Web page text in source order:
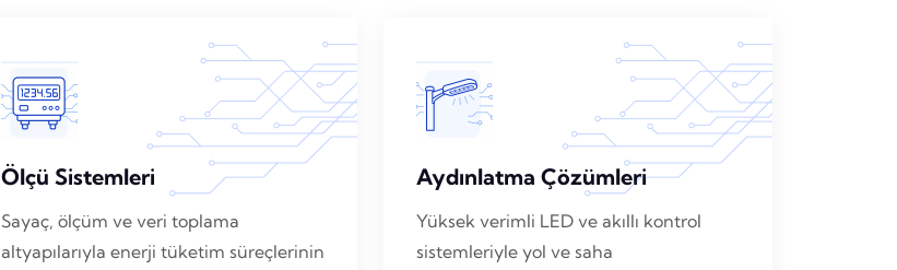
Ölçü Sistemleri
Sayaç, ölçüm ve veri toplama
altyapılarıyla enerji tüketim süreçlerinin
Aydınlatma Çözümleri
Yüksek verimli LED ve akıllı kontrol
sistemleriyle yol ve saha